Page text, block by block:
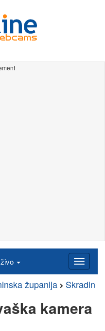
županija Skradin
kamera